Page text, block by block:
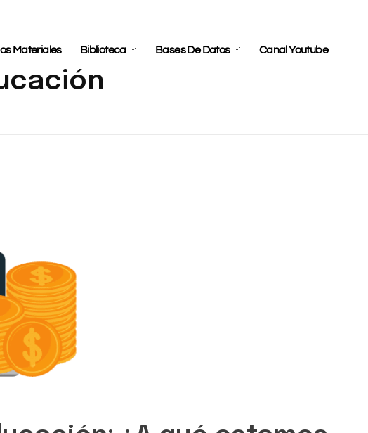
Materiales Biblioteca Bases De Datos Canal Youtube